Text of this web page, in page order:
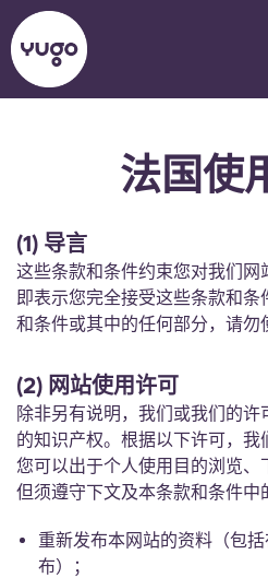
地点
更多
账户
English
选择一个国家
选择一个城市
English (GB)
Chinese
Italian
Portuguese
法国使
(1) 导言
这些条款和条件约束您对我们
即表示您完全接受这些条款和
和条件或其中的任何部分，请勿
(2) 网站使用许可
除非另有说明，我们或我们的
的知识产权。根据以下许可，我
您可以出于个人使用目的浏览、
但须遵守下文及本条款和条件
重新发布本网站的资料（包
布）；